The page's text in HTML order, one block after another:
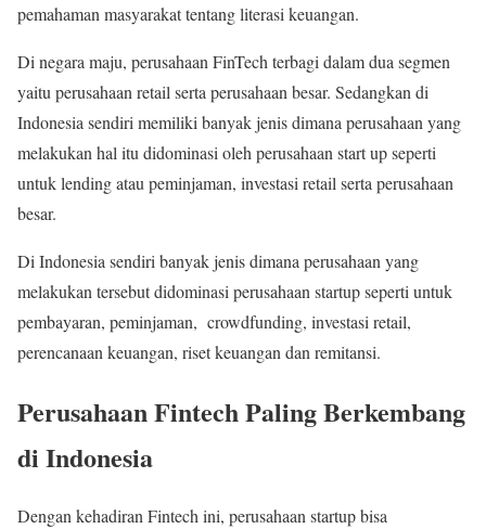
pemahaman masyarakat tentang literasi keuangan.
Di negara maju, perusahaan FinTech terbagi dalam dua segmen
yaitu perusahaan retail serta perusahaan besar. Sedangkan di
Indonesia sendiri memiliki banyak jenis dimana perusahaan yang
melakukan hal itu didominasi oleh perusahaan start up seperti
untuk lending atau peminjaman, investasi retail serta perusahaan
besar.
Di Indonesia sendiri banyak jenis dimana perusahaan yang
melakukan tersebut didominasi perusahaan startup seperti untuk
pembayaran, peminjaman, crowdfunding, investasi retail,
perencanaan keuangan, riset keuangan dan remitansi.
Perusahaan Fintech Paling Berkembang
di Indonesia
Dengan kehadiran Fintech ini, perusahaan startup bisa